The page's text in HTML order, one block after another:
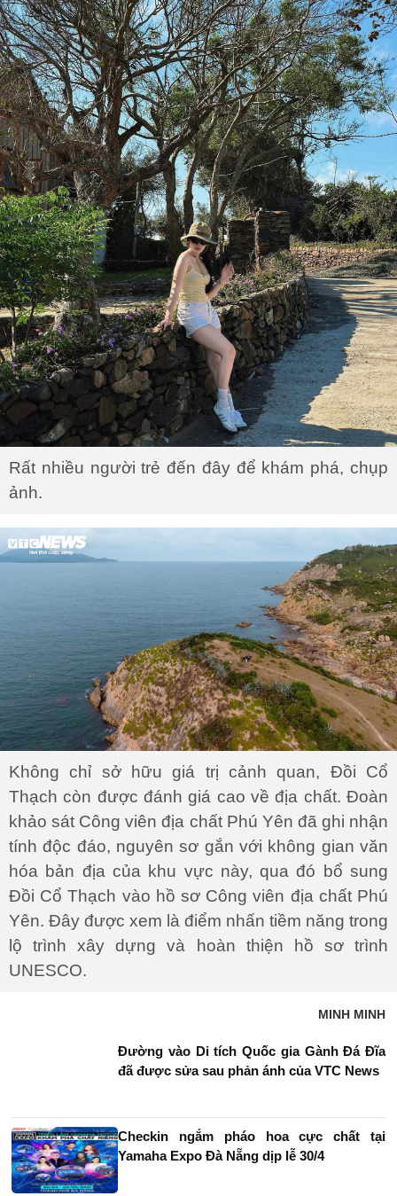
Rất nhiều người trẻ đến đây để khám phá, chụp
ảnh.
Không chỉ sở hữu giá trị cảnh quan, Đồi Cổ
Thạch còn được đánh giá cao về địa chất. Đoàn
khảo sát Công viên địa chất Phú Yên đã ghi nhận
tính độc đáo, nguyên sơ gắn với không gian văn
hóa bản địa của khu vực này, qua đó bổ sung
Đồi Cổ Thạch vào hồ sơ Công viên địa chất Phú
Yên. Đây được xem là điểm nhấn tiềm năng trong
lộ trình xây dựng và hoàn thiện hồ sơ trình
UNESCO.
MINH MINH
Đường vào Di tích Quốc gia Gành Đá Đĩa
đã được sửa sau phản ánh của VTC News
Checkin ngắm pháo hoa cực chất tại
Yamaha Expo Đà Nẵng dịp lễ 30/4